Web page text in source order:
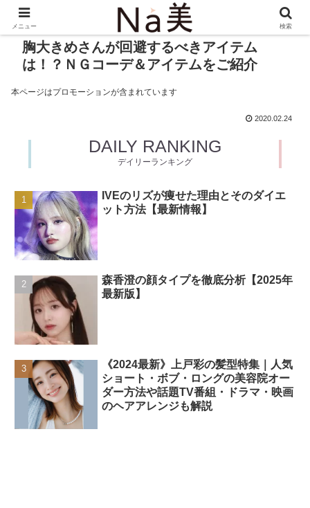
胸大きめさんが回避するべきアイテム
は！？ＮＧコーデ＆アイテムをご紹介
本ページはプロモーションが含まれています
2020.02.24
DAILY RANKING
デイリーランキング
IVEのリズが痩せた理由とそのダイエ
ット方法【最新情報】
森香澄の顔タイプを徹底分析【2025年
最新版】
《2024最新》上戸彩の髪型特集｜人気
ショート・ボブ・ロングの美容院オー
ダー方法や話題TV番組・ドラマ・映画
のヘアアレンジも解説
メニュー 検索